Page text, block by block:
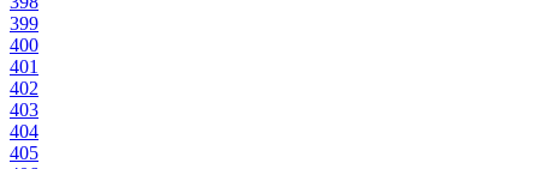
399
400
401
402
403
404
405